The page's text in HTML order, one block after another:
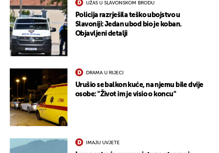
UŽAS U SLAVONSKOM BRODU
Policija razrješila teško ubojstvo u
Slavoniji: Jedan ubod bio je koban.
Objavljeni detalji
DRAMA U RIJECI
Urušio se balkon kuće, na njemu bile dvije
osobe: "Život im je visio o koncu"
IMAJU UVJETE